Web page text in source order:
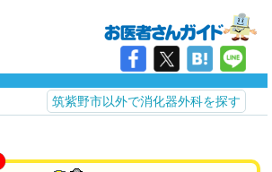
筑紫野市以外で消化器外科を探す